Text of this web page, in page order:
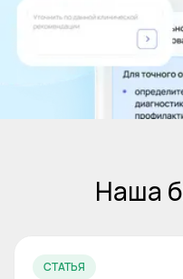
Наша
СТАТЬЯ